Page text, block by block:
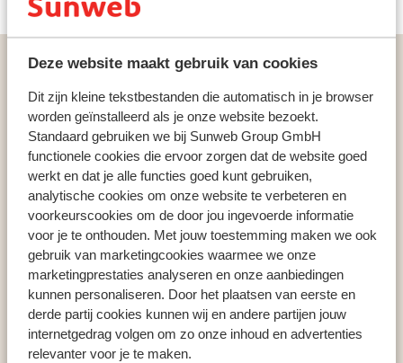
Deze website maakt gebruik van cookies
Dit zijn kleine tekstbestanden die automatisch in je browser
worden geïnstalleerd als je onze website bezoekt.
Standaard gebruiken we bij Sunweb Group GmbH
functionele cookies die ervoor zorgen dat de website goed
werkt en dat je alle functies goed kunt gebruiken,
analytische cookies om onze website te verbeteren en
voorkeurscookies om de door jou ingevoerde informatie
voor je te onthouden. Met jouw toestemming maken we ook
gebruik van marketingcookies waarmee we onze
marketingprestaties analyseren en onze aanbiedingen
kunnen personaliseren. Door het plaatsen van eerste en
derde partij cookies kunnen wij en andere partijen jouw
internetgedrag volgen om zo onze inhoud en advertenties
relevanter voor je te maken.
Vakanties Zonvakanties Griekenland
Skopelos
Populaire landen
Spanje
Griekenland
Portugal
Populaire regio's
Kreta